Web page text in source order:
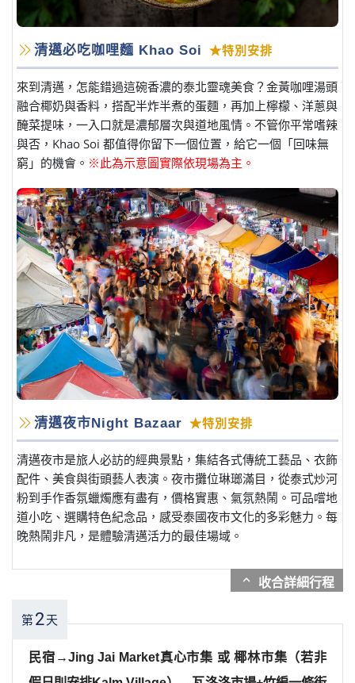
清邁必吃咖哩麵 Khao Soi ★特別安排
來到清邁，怎能錯過這碗香濃的泰北靈魂美食？金黃咖哩湯頭
融合椰奶與香料，搭配半炸半煮的蛋麵，再加上檸檬、洋蔥與
醃菜提味，一入口就是濃郁層次與道地風情。不管你平常嗜辣
與否，Khao Soi 都值得你留下一個位置，給它一個「回味無
窮」的機會。 ※此為示意圖實際依現場為主。
清邁夜市Night Bazaar ★特別安排
清邁夜市是旅人必訪的經典景點，集結各式傳統工藝品、衣飾
配件、美食與街頭藝人表演。夜市攤位琳瑯滿目，從泰式炒河
粉到手作香氛蠟燭應有盡有，價格實惠、氣氛熱鬧。可品嚐地
道小吃、選購特色紀念品，感受泰國夜市文化的多彩魅力。每
晚熱鬧非凡，是體驗清邁活力的最佳場域。
expand_more
第2天
民宿→Jing Jai Market真心市集 或 椰林市集（若非